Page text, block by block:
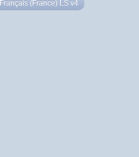
Français (France) LS v4